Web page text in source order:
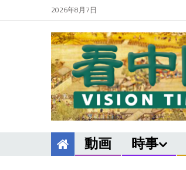
2026年8月7日
動画 時事